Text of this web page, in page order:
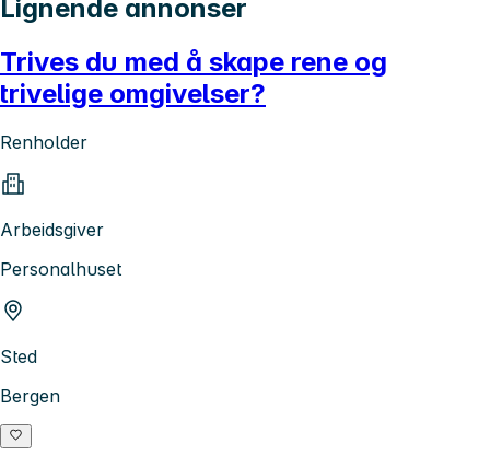
Lignende annonser
Trives du med å skape rene og
trivelige omgivelser?
Renholder
Arbeidsgiver
Personalhuset
Sted
Bergen